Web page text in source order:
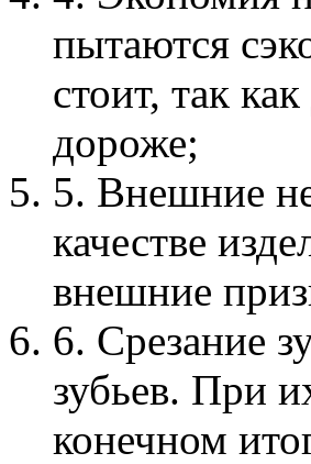
пытаются
стоит, так
дороже;
5. Внешние
качестве
внешние
6. Срезание
зубьев. При
конечном